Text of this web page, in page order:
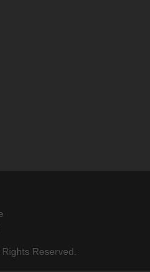
Reserved.